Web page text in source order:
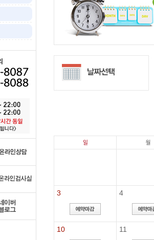
3 4
10 11